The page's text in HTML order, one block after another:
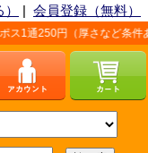
| 会員登録（無料）
など条件あり）。詳しくは